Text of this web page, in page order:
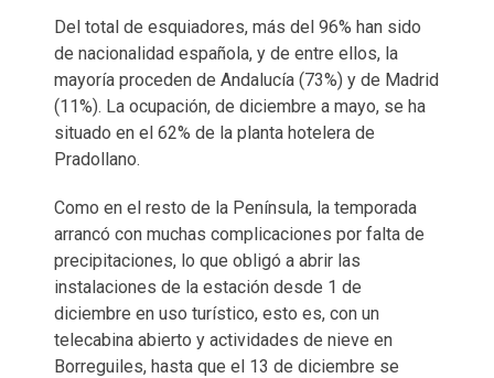
Del total de esquiadores, más del 96% han sido
de nacionalidad española, y de entre ellos, la
mayoría proceden de Andalucía (73%) y de Madrid
(11%). La ocupación, de diciembre a mayo, se ha
situado en el 62% de la planta hotelera de
Pradollano.
Como en el resto de la Península, la temporada
arrancó con muchas complicaciones por falta de
precipitaciones, lo que obligó a abrir las
instalaciones de la estación desde 1 de
diciembre en uso turístico, esto es, con un
telecabina abierto y actividades de nieve en
Borreguiles, hasta que el 13 de diciembre se